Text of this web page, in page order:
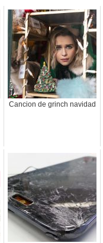
Cancion de grinch navidad